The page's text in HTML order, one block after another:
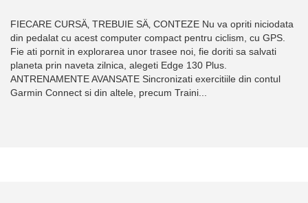
FIECARE CURSÄ‚ TREBUIE SÄ‚ CONTEZE Nu va opriti niciodata
din pedalat cu acest computer compact pentru ciclism, cu GPS.
Fie ati pornit in explorarea unor trasee noi, fie doriti sa salvati
planeta prin naveta zilnica, alegeti Edge 130 Plus.
ANTRENAMENTE AVANSATE Sincronizati exercitiile din contul
Garmin Connect si din altele, precum Traini...